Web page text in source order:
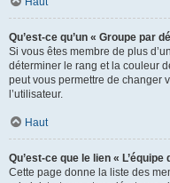
Qu’est-ce qu’un « Groupe par
Si vous êtes membre de plus
déterminer le rang et la couleur
peut vous permettre de changer
l’utilisateur.
Haut
Qu’est-ce que le lien « L’équipe
Cette page donne la liste des